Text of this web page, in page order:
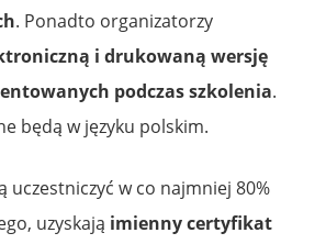
. Ponadto organizatorzy
i drukowaną wersję
podczas szkolenia.
będą w języku polskim.
uczestniczyć w co najmniej 80%
uzyskają imienny certyfikat